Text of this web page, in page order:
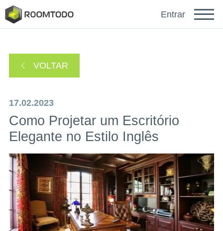
Faça login para obter ajuda
ou
E-mail
Obrigado por se registrar
Um link de recuperação de senha foi enviado para
seu e-mail.
Entrar
VOLTAR
17.02.2023
Como Projetar um Escritório
Elegante no Estilo Inglês